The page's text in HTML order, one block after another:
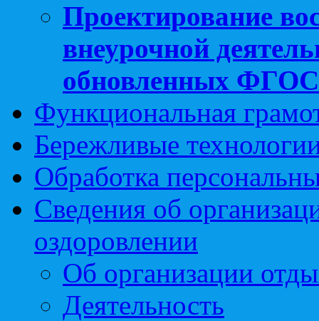
Проектирование
внеурочной
обновленных
Функциональная
Бережливые
Обработка
Сведения об
оздоровлении
Об организации
Деятельность